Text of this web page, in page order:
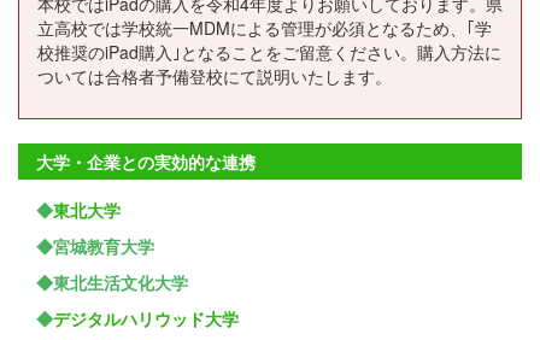
立高校では学校統一MDMによる管理が必須となるため、｢学
校推奨のiPad購入｣となることをご留意ください。購入方法に
ついては合格者予備登校にて説明いたします。
大学・企業との実効的な連携
◆東北大学
◆宮城教育大学
◆東北生活文化大学
◆デジタルハリウッド大学